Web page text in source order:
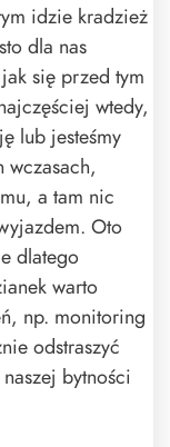
idzie kradzież
dla nas
się przed tym
wtedy,
lub jesteśmy
wczasach,
a tam nic
Oto
dlatego
warto
np. monitoring
odstraszyć
bytności